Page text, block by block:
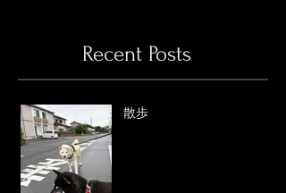
Recent Posts
散歩